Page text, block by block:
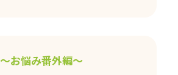
～お悩み番外編～